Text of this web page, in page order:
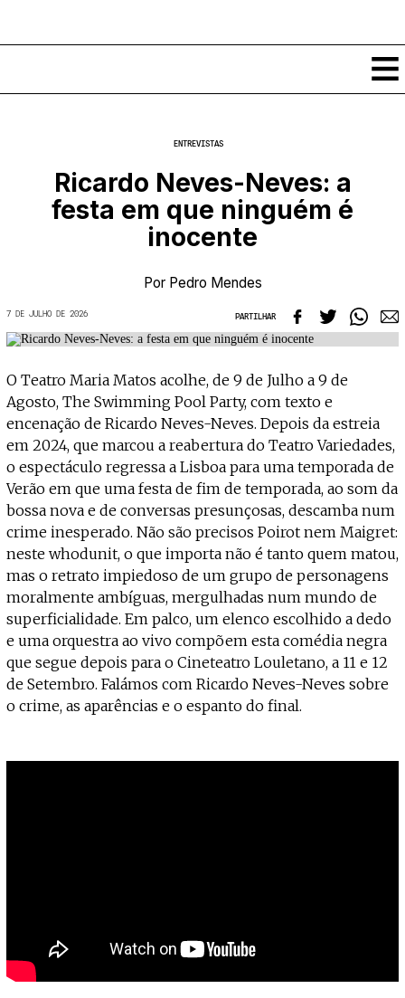
Classificados
Ver todos
Por Localidade
Locais
Submeter Eventos
Workshops
Cursos Curtos
Formadores
Recursos
Publicações
Sobre
Projecto e Equipa
Estatuto Editorial
Ficha Técnica
Política de privacidade
Contactar
Política de privacidade - App
Coffeelabs Cursos curtos
apoia o Coffeepaste e ajuda-nos a chegar mais longe. Mantém viva a cultura independente —
Apoiar
ENTREVISTAS
Ricardo Neves-Neves: a
festa em que ninguém é
inocente
Por Pedro Mendes
7 DE JULHO DE 2026 PARTILHAR
O Teatro Maria Matos acolhe, de 9 de Julho a 9 de
Agosto, The Swimming Pool Party, com texto e
encenação de Ricardo Neves-Neves. Depois da estreia
em 2024, que marcou a reabertura do Teatro Variedades,
o espectáculo regressa a Lisboa para uma temporada de
Verão em que uma festa de fim de temporada, ao som da
bossa nova e de conversas presunçosas, descamba num
crime inesperado. Não são precisos Poirot nem Maigret:
neste whodunit, o que importa não é tanto quem matou,
mas o retrato impiedoso de um grupo de personagens
moralmente ambíguas, mergulhadas num mundo de
superficialidade. Em palco, um elenco escolhido a dedo
e uma orquestra ao vivo compõem esta comédia negra
que segue depois para o Cineteatro Louletano, a 11 e 12
de Setembro. Falámos com Ricardo Neves-Neves sobre
o crime, as aparências e o espanto do final.